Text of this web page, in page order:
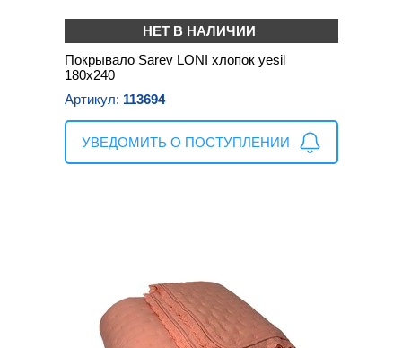
НЕТ В НАЛИЧИИ
Покрывало Sarev LONI хлопок yesil
180х240
Артикул: 113694
УВЕДОМИТЬ О ПОСТУПЛЕНИИ